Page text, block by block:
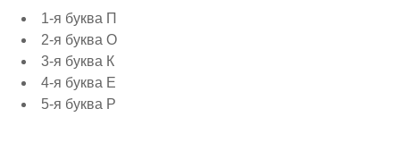
1-я буква П
2-я буква О
3-я буква К
4-я буква Е
5-я буква Р